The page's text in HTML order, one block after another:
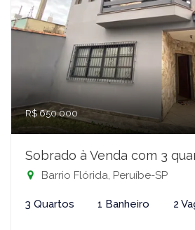
R$ 650.000
Sobrado à Venda com 3
Barrio Flórida, Peruíbe-SP
3 Quartos 1 Banheiro 2